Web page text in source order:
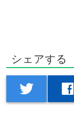
シェアする
twitter facebook